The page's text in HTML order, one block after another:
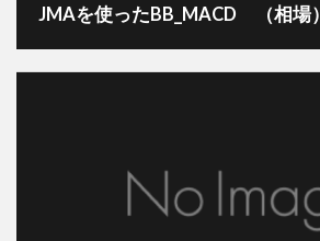
JMAを使ったBB_MACD （相場）